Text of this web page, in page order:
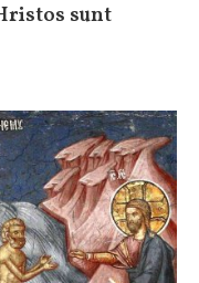
sunt